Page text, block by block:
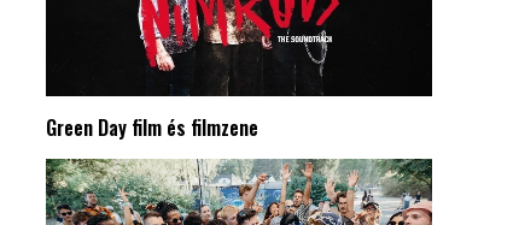
Green Day film és filmzene